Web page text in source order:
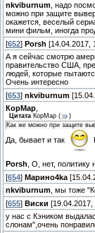
nkviburnum , надо
можно при защите
окажется, веселый
мини фильм, иногда
[652] Porsh [14.04.2017,
А я сейчас смотрю
правительство США,
людей, которые
Очень интересно
[653] nkviburnum
КорМар
Цитата КорМар (
)
Как же можно при защите
Да, бывает и так
Porsh , О, нет, политику
[654] Марино4kа
nkviburnum , мы тоже
[655] Виски [19.04.2017,
у нас с Кэником
слонам",очень